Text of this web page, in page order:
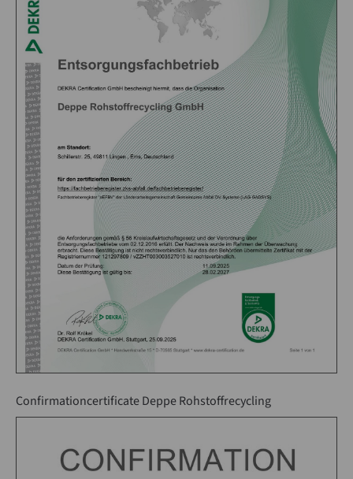
Confirmationcertificate Deppe Rohstoffrecycling